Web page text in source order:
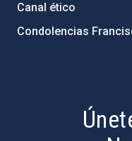
Canal ético
Condolencias